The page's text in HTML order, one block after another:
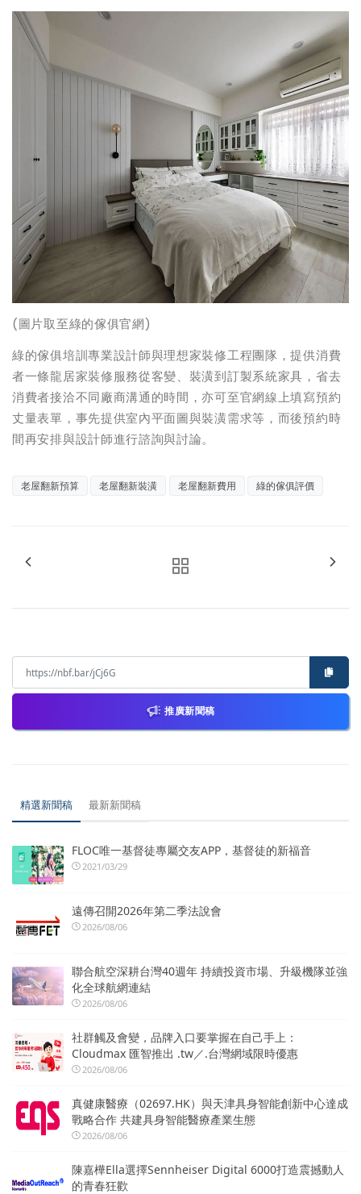
(圖片取至綠的傢俱官網)
綠的傢俱培訓專業設計師與理想家裝修工程團隊，提供消費
者一條龍居家裝修服務從客變、裝潢到訂製系統家具，省去
消費者接洽不同廠商溝通的時間，亦可至官網線上填寫預約
丈量表單，事先提供室內平面圖與裝潢需求等，而後預約時
間再安排與設計師進行諮詢與討論。
老屋翻新預算 老屋翻新裝潢 老屋翻新費用 綠的傢俱評價
推廣新聞稿
精選新聞稿 最新新聞稿
FLOC唯一基督徒專屬交友APP，基督徒的新福音
2021/03/29
遠傳召開2026年第二季法說會
2026/08/06
聯合航空深耕台灣40週年 持續投資市場、升級機隊並強
化全球航網連結
2026/08/06
社群觸及會變，品牌入口要掌握在自己手上：
Cloudmax 匯智推出 .tw／.台灣網域限時優惠
2026/08/06
真健康醫療（02697.HK）與天津具身智能創新中心達成
戰略合作 共建具身智能醫療產業生態
2026/08/06
陳嘉樺Ella選擇Sennheiser Digital 6000打造震撼動人
的青春狂歡